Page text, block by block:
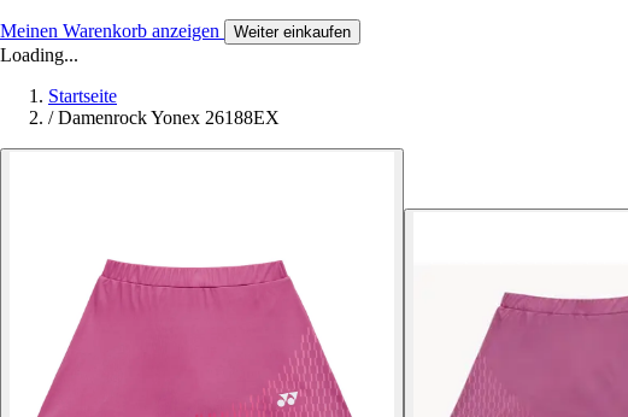
Meinen Warenkorb anzeigen Weiter einkaufen
Loading...
Startseite
/ Damenrock Yonex 26188EX